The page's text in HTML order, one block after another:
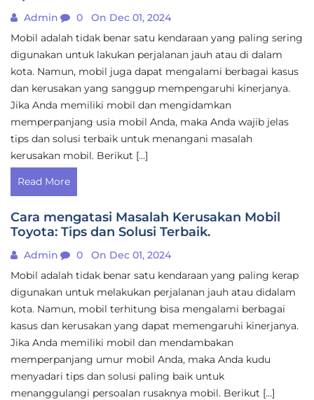
Admin 0
On Dec 01, 2024
Mobil adalah tidak benar satu kendaraan yang paling sering
digunakan untuk lakukan perjalanan jauh atau di dalam
kota. Namun, mobil juga dapat mengalami berbagai kasus
dan kerusakan yang sanggup mempengaruhi kinerjanya.
Jika Anda memiliki mobil dan mengidamkan
memperpanjang usia mobil Anda, maka Anda wajib jelas
tips dan solusi terbaik untuk menangani masalah
kerusakan mobil. Berikut […]
Read More
Cara mengatasi Masalah Kerusakan Mobil
Toyota: Tips dan Solusi Terbaik.
Admin 0
On Dec 01, 2024
Mobil adalah tidak benar satu kendaraan yang paling kerap
digunakan untuk melakukan perjalanan jauh atau didalam
kota. Namun, mobil terhitung bisa mengalami berbagai
kasus dan kerusakan yang dapat memengaruhi kinerjanya.
Jika Anda memiliki mobil dan mendambakan
memperpanjang umur mobil Anda, maka Anda kudu
menyadari tips dan solusi paling baik untuk
menanggulangi persoalan rusaknya mobil. Berikut […]